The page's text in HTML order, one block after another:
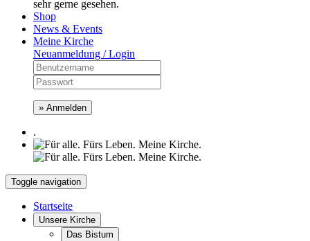
sehr gerne gesehen.
Shop
News & Events
Meine Kirche
Neuanmeldung / Login
» Anmelden
.
Toggle navigation
Startseite
Unsere Kirche
Das Bistum